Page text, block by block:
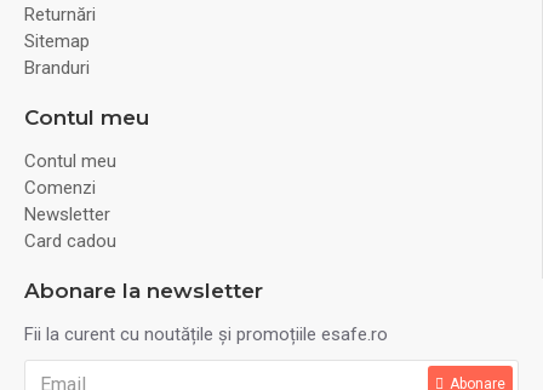
Returnări
Sitemap
Branduri
Contul meu
Contul meu
Comenzi
Newsletter
Card cadou
Abonare la newsletter
Fii la curent cu noutățile și promoțiile esafe.ro
Abonare